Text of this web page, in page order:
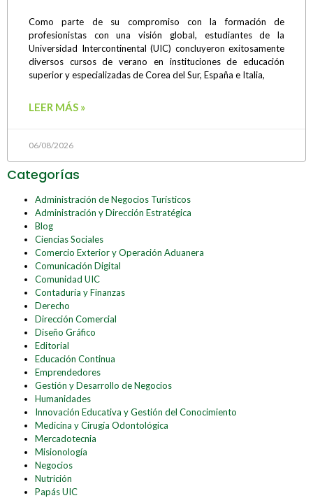
Como parte de su compromiso con la formación de
profesionistas con una visión global, estudiantes de la
Universidad Intercontinental (UIC) concluyeron exitosamente
diversos cursos de verano en instituciones de educación
superior y especializadas de Corea del Sur, España e Italia,
LEER MÁS »
06/08/2026
Categorías
Administración de Negocios Turísticos
Administración y Dirección Estratégica
Blog
Ciencias Sociales
Comercio Exterior y Operación Aduanera
Comunicación Digital
Comunidad UIC
Contaduría y Finanzas
Derecho
Dirección Comercial
Diseño Gráfico
Editorial
Educación Continua
Emprendedores
Gestión y Desarrollo de Negocios
Humanidades
Innovación Educativa y Gestión del Conocimiento
Medicina y Cirugía Odontológica
Mercadotecnia
Misionología
Negocios
Nutrición
Papás UIC